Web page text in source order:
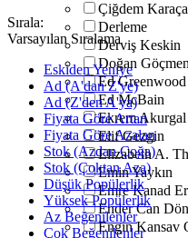
Çiğdem
Derleme
Derviş Keskin
Doğan Göçmen
Ed Greenwood
Ed McBain
Ekrem Akurgal
Elif Gezgin
Elizabeth A.
Emin Yaykın
Emre Kanad Er
Ender Can
Engin Kansav
Sırala:
Varsayılan Sıralama
Eskiden Yeniye
Ad (A'dan Z'ye)
Ad (Z'den A'ya)
Fiyata Göre Artan
Fiyata Göre Azalan
Stok (Azdan Çoğa)
Stok (Çoktan Aza)
Düşük Popülerlik
Yüksek Popülerlik
Az Beğenilenler
Çok Beğenilenler